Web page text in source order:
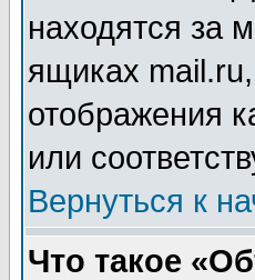
находятся за
ящиках
отображения
или
Вернуться к
Что такое